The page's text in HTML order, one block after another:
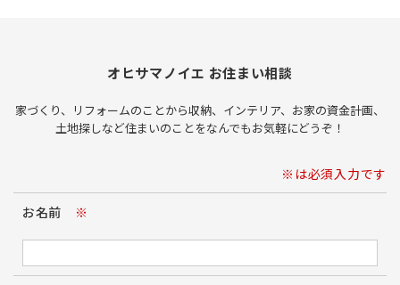
オヒサマノイエ お住まい相談
家づくり、リフォームのことから収納、インテリア、お家の資金計画、
土地探しなど住まいのことをなんでもお気軽にどうぞ！
※は必須入力です
お名前 ※